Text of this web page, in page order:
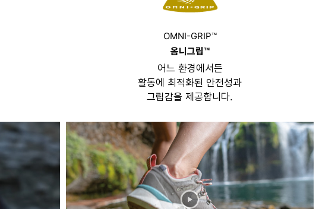
OMNI-GRIP™
옴니그립™
어느 환경에서든
활동에 최적화된 안전성과
그립감을 제공합니다.